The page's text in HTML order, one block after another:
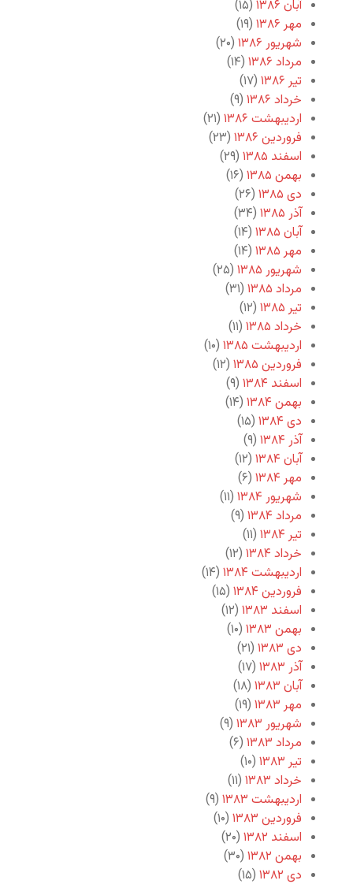
آبان ۱۳۸۶
(۱۵)
مهر ۱۳۸۶
(۱۹)
شهریور ۱۳۸۶
(۲۰)
مرداد ۱۳۸۶
(۱۴)
تیر ۱۳۸۶
(۱۷)
خرداد ۱۳۸۶
(۹)
اردیبهشت ۱۳۸۶
(۲۱)
فروردین ۱۳۸۶
(۲۳)
اسفند ۱۳۸۵
(۲۹)
بهمن ۱۳۸۵
(۱۶)
دی ۱۳۸۵
(۲۶)
آذر ۱۳۸۵
(۳۴)
آبان ۱۳۸۵
(۱۴)
مهر ۱۳۸۵
(۱۴)
شهریور ۱۳۸۵
(۲۵)
مرداد ۱۳۸۵
(۳۱)
تیر ۱۳۸۵
(۱۲)
خرداد ۱۳۸۵
(۱۱)
اردیبهشت ۱۳۸۵
(۱۰)
فروردین ۱۳۸۵
(۱۲)
اسفند ۱۳۸۴
(۹)
بهمن ۱۳۸۴
(۱۴)
دی ۱۳۸۴
(۱۵)
آذر ۱۳۸۴
(۹)
آبان ۱۳۸۴
(۱۲)
مهر ۱۳۸۴
(۶)
شهریور ۱۳۸۴
(۱۱)
مرداد ۱۳۸۴
(۹)
تیر ۱۳۸۴
(۱۱)
خرداد ۱۳۸۴
(۱۲)
اردیبهشت ۱۳۸۴
(۱۴)
فروردین ۱۳۸۴
(۱۵)
اسفند ۱۳۸۳
(۱۲)
بهمن ۱۳۸۳
(۱۰)
دی ۱۳۸۳
(۲۱)
آذر ۱۳۸۳
(۱۷)
آبان ۱۳۸۳
(۱۸)
مهر ۱۳۸۳
(۱۹)
شهریور ۱۳۸۳
(۹)
مرداد ۱۳۸۳
(۶)
تیر ۱۳۸۳
(۱۰)
خرداد ۱۳۸۳
(۱۱)
اردیبهشت ۱۳۸۳
(۹)
فروردین ۱۳۸۳
(۱۰)
اسفند ۱۳۸۲
(۲۰)
بهمن ۱۳۸۲
(۳۰)
دی ۱۳۸۲
(۱۵)